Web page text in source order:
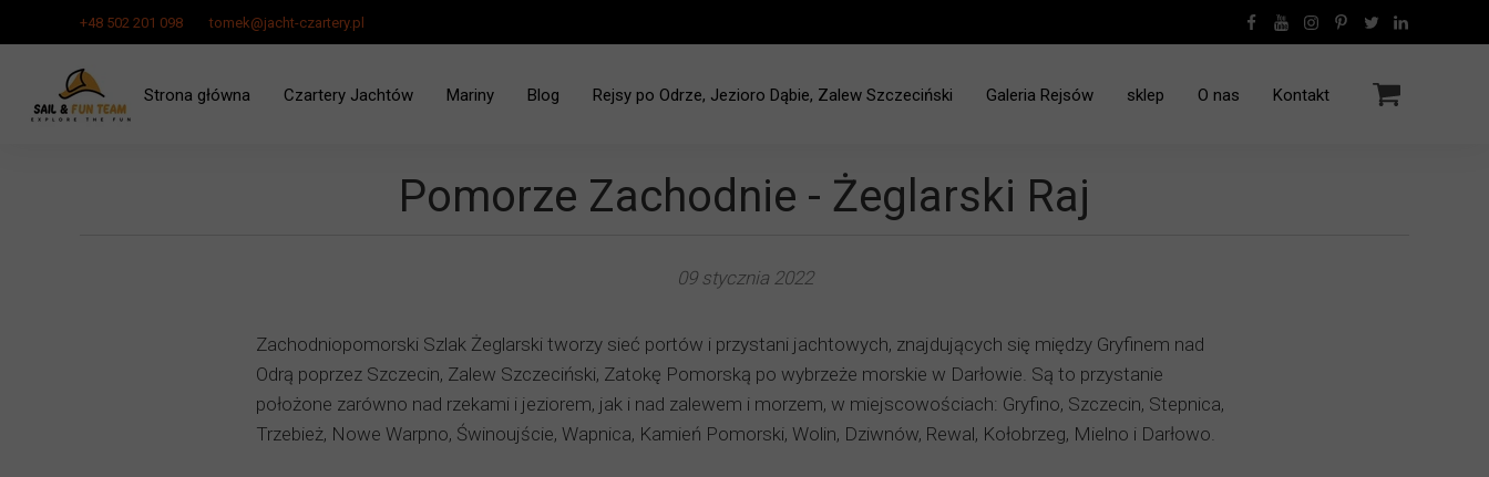
+48 502 201 098 tomek@jacht-czartery.pl
Strona główna Czartery Jachtów Mariny Blog Rejsy po Odrze, Jezioro Dąbie, Zalew Szczeciński Galeria Rejsów
Rejs - Polinezja Francuska - 12.2016
sklep O nas Kontakt
Pomorze Zachodnie - Żeglarski Raj
Zachodniopomorski Szlak Żeglarski tworzy sieć portów i przystani jachtowych, znajdujących się między Gryfinem nad
Odrą poprzez Szczecin, Zalew Szczeciński, Zatokę Pomorską po wybrzeże morskie w Darłowie. Są to przystanie
położone zarówno nad rzekami i jeziorem, jak i nad zalewem i morzem, w miejscowościach: Gryfino, Szczecin, Stepnica,
Trzebież, Nowe Warpno, Świnoujście, Wapnica, Kamień Pomorski, Wolin, Dziwnów, Rewal, Kołobrzeg, Mielno i Darłowo.
09 stycznia 2022